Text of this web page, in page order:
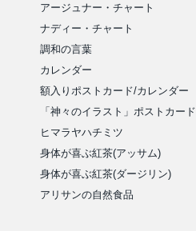
アージュナー・チャート
ナディー・チャート
調和の言葉
カレンダー
額入りポストカード/カレンダー
「神々のイラスト」ポストカード
ヒマラヤハチミツ
身体が喜ぶ紅茶(アッサム)
身体が喜ぶ紅茶(ダージリン)
アリサンの自然食品